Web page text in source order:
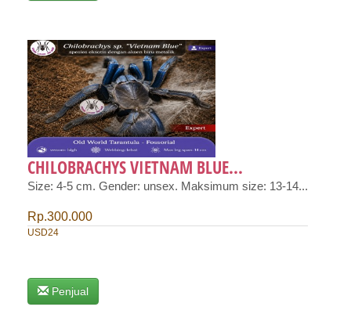
CHILOBRACHYS VIETNAM BLUE...
Size: 4-5 cm. Gender: unsex. Maksimum size: 13-14...
Rp.300.000
USD24
Penjual